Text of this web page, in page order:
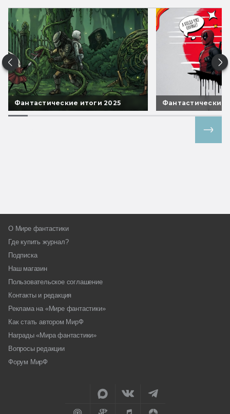
Фантастические итоги 2025 Фантастические
О Мире фантастики
Где купить журнал?
Подписка
Наш магазин
Пользовательское соглашение
Контакты и редакция
Реклама на «Мире фантастики»
Как стать автором МирФ
Награды «Мира фантастики»
Вопросы редакции
Форум МирФ